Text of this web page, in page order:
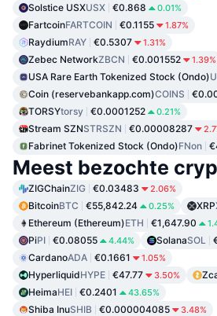
Solstice USXUSX €0.868 0.01%
FartcoinFARTCOIN €0.1155 1.87%
RaydiumRAY €0.5307 1.31%
Zebec NetworkZBCN €0.001552 1.39%
USA Rare Earth Tokenized Stock (Ondo)
Coin (reservebankapp.com)COINS
TORSYtorsy €0.0001252 0.21%
Stream SZNSTRSZN €0.00008287
Fabrinet Tokenized Stock (Ondo)FNon
Meest bezochte
ZIGChainZIG €0.03483 2.06%
BitcoinBTC €55,842.24 0.25% XRP
Ethereum (Ethereum)ETH €1,647.90
PiPI €0.08055 4.44% SolanaSOL
CardanoADA €0.1661 1.05%
HyperliquidHYPE €47.77 3.50%
HeimaHEI €0.2401 43.65%
Shiba InuSHIB €0.000004085 3.48%